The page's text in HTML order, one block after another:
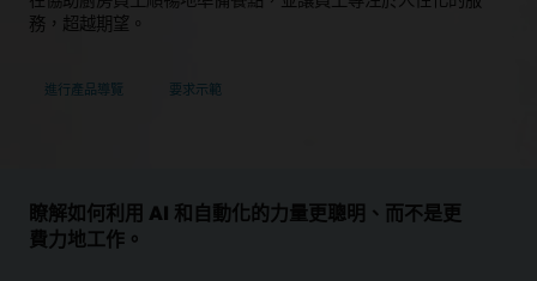
務，超越期望。
進行產品導覽 要求示範
瞭解如何利用 AI 和自動化的力量更聰明、而不是更
費力地工作。